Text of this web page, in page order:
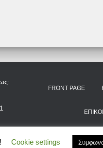
FRONT PAGE
Cookie settings